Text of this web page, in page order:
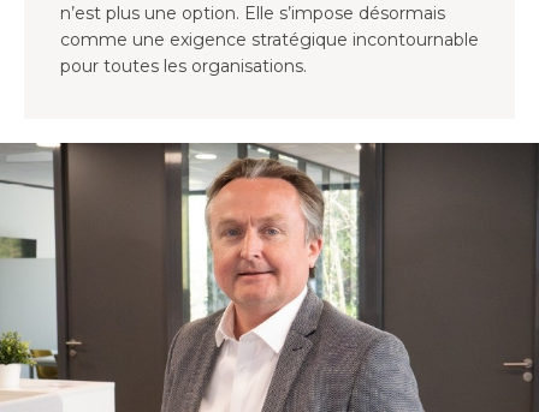
n’est plus une option. Elle s’impose désormais
comme une exigence stratégique incontournable
pour toutes les organisations.